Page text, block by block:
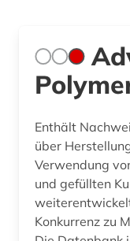
Enthält
über
Verwendung
und gefüllten
Konkurrenz zu